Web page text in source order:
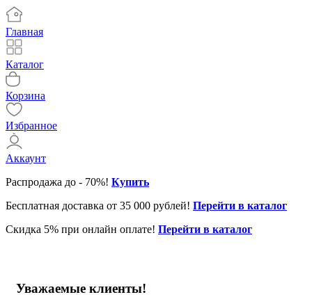
Главная
Каталог
Корзина
Избранное
Аккаунт
Распродажа до - 70%! Купить
Бесплатная доставка от 35 000 рублей! Перейти в каталог
Скидка 5% при онлайн оплате! Перейти в каталог
Уважаемые клиенты!